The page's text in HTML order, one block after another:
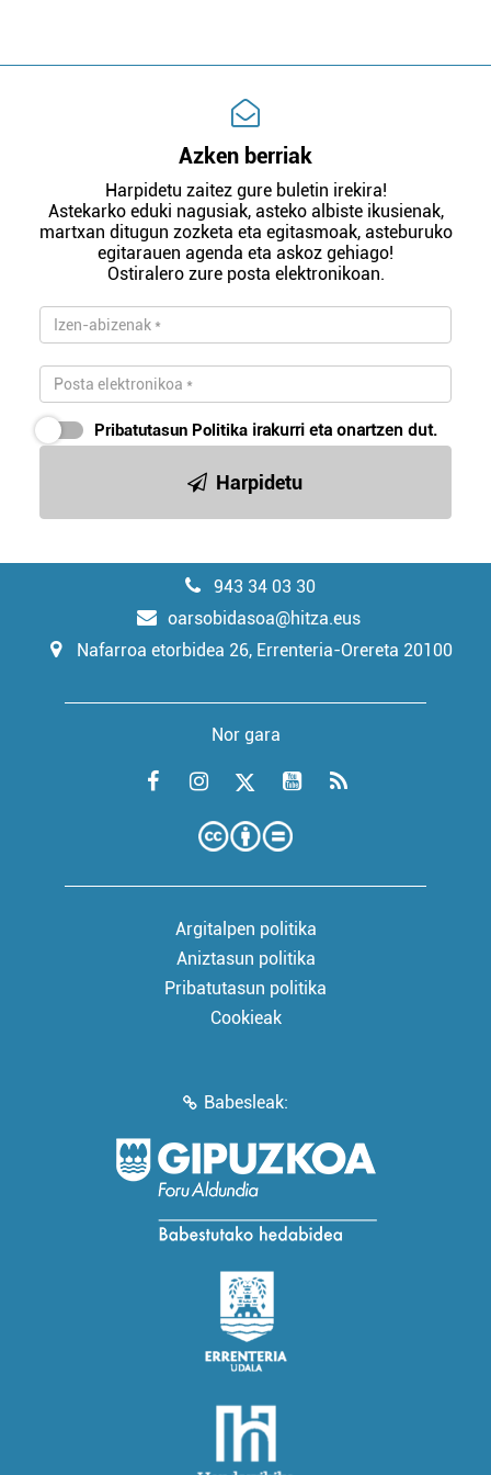
Azken berriak
Harpidetu zaitez gure buletin irekira!
Astekarko eduki nagusiak, asteko albiste ikusienak,
martxan ditugun zozketa eta egitasmoak, asteburuko
egitarauen agenda eta askoz gehiago!
Ostiralero zure posta elektronikoan.
Pribatutasun Politika irakurri eta onartzen dut.
Harpidetu
943 34 03 30
oarsobidasoa@hitza.eus
Nafarroa etorbidea 26, Errenteria-Orereta 20100
Nor gara
Argitalpen politika
Aniztasun politika
Pribatutasun politika
Cookieak
Babesleak: